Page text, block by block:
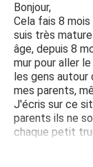
Bonjour,
Cela fais 8
suis très
âge, depuis 8
mur pour aller
les gens autour
mes parents,
J'écris sur ce
parents ils ne
chaque petit
discussion je
mère le